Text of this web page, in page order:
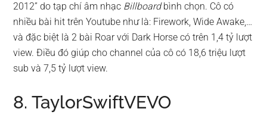
2012” do tạp chí âm nhạc Billboardbình chọn. Cô có
nhiều bài hit trên Youtube như là: Firework, Wide Awake,…
và đặc biệt là 2 bài Roar với Dark Horse có trên 1,4 tỷ lượt
view. Điều đó giúp cho channel của cô có 18,6 triệu lượt
sub và 7,5 tỷ lượt view.
8. TaylorSwiftVEVO